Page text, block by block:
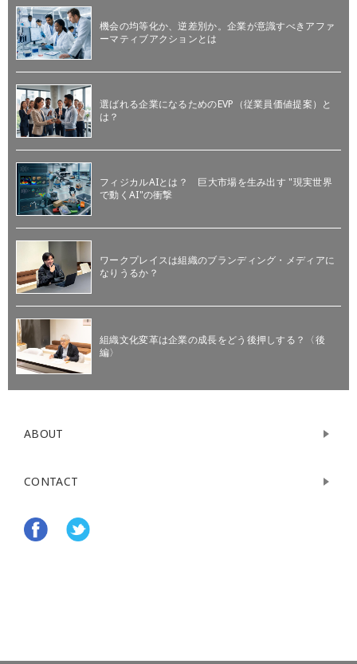
機会の均等化か、逆差別か。企業が意識すべきアファ
ーマティブアクションとは
選ばれる企業になるためのEVP（従業員価値提案）と
は？
フィジカルAIとは？ 巨大市場を生み出す "現実世界
で動くAI"の衝撃
ワークプレイスは組織のブランディング・メディアに
なりうるか？
組織文化変革は企業の成長をどう後押しする？〈後
編〉
ABOUT
CONTACT